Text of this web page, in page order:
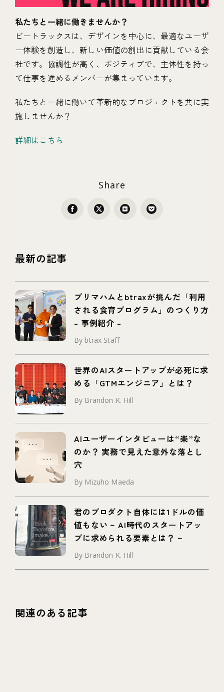
私たちと一緒に働きませんか？
ビートラックスは、デザインを中心に、最適なユーザ
ー体験を創造し、新しい価値の創出に貢献している会
社です。協調性が高く、ポジティブで、主体性を持っ
て仕事を進めるメンバーが集まっています。
私たちと一緒に働いて革新的なプロジェクトを共に実
施しませんか？
詳細はこちら
Share
最新の記事
プリマハムとbtraxが挑んだ「利用
される食育プログラム」のつくり方
– 事例紹介 –
By btrax Staff
世界のAIスタートアップが必死に求
める「GTMエンジニア」とは？
By Brandon K. Hill
AIユーザーインタビューは“楽”な
のか？ 実務で見えた意外な落とし
穴
By Mizuho Maeda
君のプロダクト自体には1ドルの価
値もない ~ AI時代のスタートアッ
プに求められる要素とは？ ~
By Brandon K. Hill
関連のある記事